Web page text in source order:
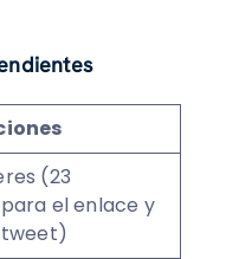
(23
el enlace y